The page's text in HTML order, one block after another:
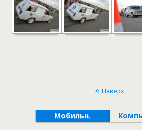
Наверх
Мобильн.